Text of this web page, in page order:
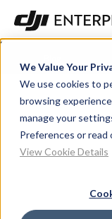
We Value Your
We use cookies to
browsing
manage your
Preferences or read
View Cookie Details
Blog